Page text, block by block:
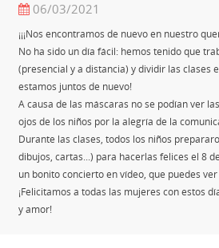
06/03/2021
¡¡¡Nos encontramos de nuevo en nuestro
No ha sido un día fácil: hemos tenido que
(presencial y a distancia) y dividir las clases
estamos juntos de nuevo!
A causa de las máscaras no se podían ver
ojos de los niños por la alegría de la
Durante las clases, todos los niños
dibujos, cartas...) para hacerlas felices el 8
un bonito concierto en vídeo, que puedes
¡Felicitamos a todas las mujeres con estos
y amor!